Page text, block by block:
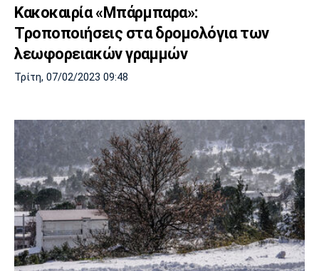
Κακοκαιρία «Μπάρμπαρα»:
Τροποποιήσεις στα δρομολόγια των
λεωφορειακών γραμμών
Τρίτη, 07/02/2023 09:48